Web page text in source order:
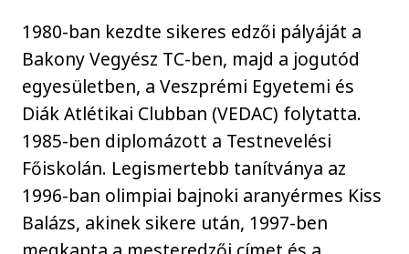
1980-ban kezdte sikeres edzői pályáját a
Bakony Vegyész TC-ben, majd a jogutód
egyesületben, a Veszprémi Egyetemi és
Diák Atlétikai Clubban (VEDAC) folytatta.
1985-ben diplomázott a Testnevelési
Főiskolán. Legismertebb tanítványa az
1996-ban olimpiai bajnoki aranyérmes Kiss
Balázs, akinek sikere után, 1997-ben